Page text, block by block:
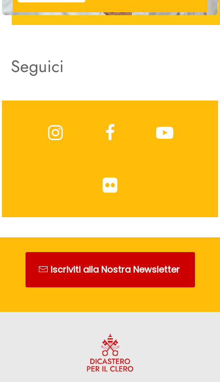
Seguici
Iscriviti alla Nostra Newsletter